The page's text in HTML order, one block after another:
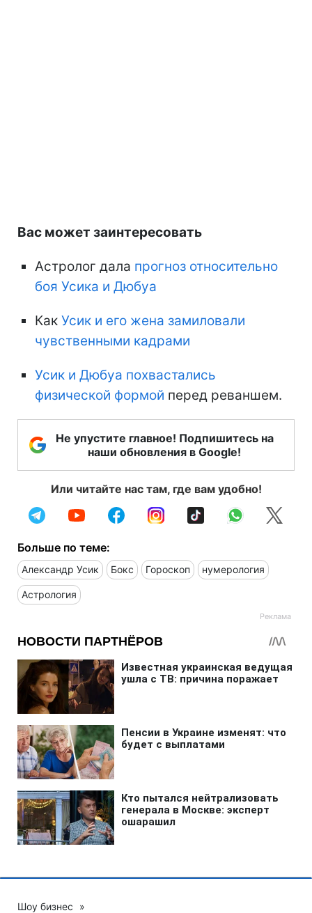
Вас может заинтересовать
Астролог дала прогноз относительно
боя Усика и Дюбуа
Как Усик и его жена замиловали
чувственными кадрами
Усик и Дюбуа похвастались
физической формой перед реваншем.
Не упустите главное! Подпишитесь на
наши обновления в Google!
Или читайте нас там, где вам удобно!
Больше по теме:
Александр Усик Бокс Гороскоп нумерология
Астрология
Шоу бизнес »